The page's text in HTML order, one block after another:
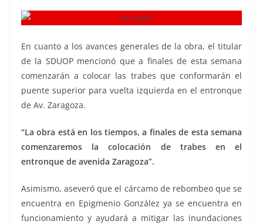
En cuanto a los avances generales de la obra, el titular
de la SDUOP mencionó que a finales de esta semana
comenzarán a colocar las trabes que conformarán el
puente superior para vuelta izquierda en el entronque
de Av. Zaragoza.
“La obra está en los tiempos, a finales de esta semana
comenzaremos la colocación de trabes en el
entronque de avenida Zaragoza”.
Asimismo, aseveró que el cárcamo de rebombeo que se
encuentra en Epigmenio González ya se encuentra en
funcionamiento y ayudará a mitigar las inundaciones